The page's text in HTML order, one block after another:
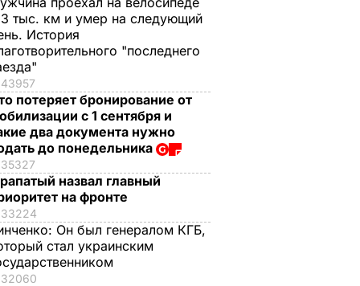
тыс. км и умер на следующий
История
"последнего
43957
потеряет бронирование от
с 1 сентября и
два документа нужно
до понедельника
35327
назвал главный
на фронте
33224
Он был генералом КГБ,
стал украинским
32060